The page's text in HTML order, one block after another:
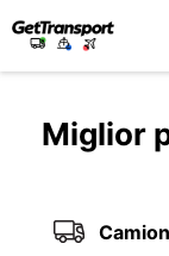
Miglior
Camion